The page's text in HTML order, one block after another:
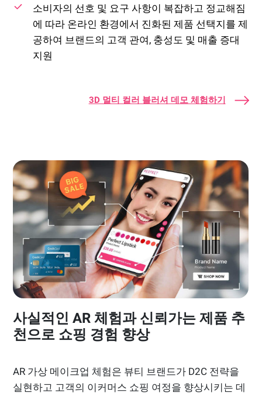
소비자의 선호 및 요구 사항이 복잡하고 정교해짐
에 따라 온라인 환경에서 진화된 제품 선택지를 제
공하여 브랜드의 고객 관여, 충성도 및 매출 증대
지원
3D 멀티 컬러 블러셔 데모 체험하기
사실적인 AR 체험과 신뢰가는 제품 추
천으로 쇼핑 경험 향상
AR 가상 메이크업 체험은 뷰티 브랜드가 D2C 전략을
실현하고 고객의 이커머스 쇼핑 여정을 향상시키는 데